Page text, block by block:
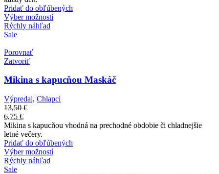
Pridať do obľúbených
Výber možností
Rýchly náhľad
Sale
Porovnať
Zatvoriť
Mikina s kapucňou Maskáč
Výpredaj, Chlapci
13,50€
6,75 €
Mikina s kapucňou vhodná na prechodné obdobie či chladnejšie
letné večery.
Pridať do obľúbených
Výber možností
Rýchly náhľad
Sale